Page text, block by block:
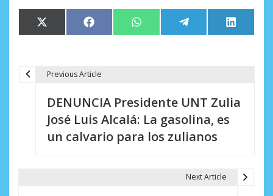
Compartir
en
X
(Twitter)
Compartir
en
Facebook Compartir
en
WhatsApp Compartir
en
Telegram
en
LinkedIn
Previous Article
DENUNCIA Presidente UNT Zulia
José Luis Alcalá: La gasolina, es
un calvario para los zulianos
Next Article